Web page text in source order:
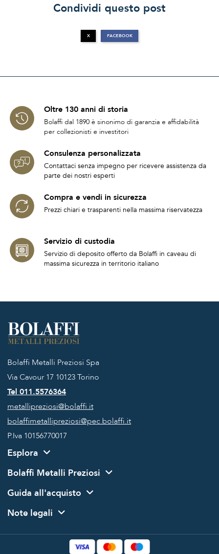
Condividi questo post
X FACEBOOK
Oltre 130 anni di storia
Bolaffi dal 1890 è sinonimo di garanzia e affidabilità
per collezionisti e investitori
Consulenza personalizzata
Contattaci senza impegno per ricevere assistenza da
parte dei nostri esperti
Compra e vendi in sicurezza
Prezzi chiari e trasparenti nella massima riservatezza
Servizio di custodia
Servizio di deposito offerto da Bolaffi in caveau di
massima sicurezza in territorio italiano
Bolaffi Metalli Preziosi Spa
Via Cavour 17 10123 Torino
Tel 011.5576364
metallipreziosi@bolaffi.it
bolaffimetallipreziosi@pec.bolaffi.it
P.Iva 10156770017
Esplora
Bolaffi Metalli Preziosi
Guida all'acquisto
Note legali